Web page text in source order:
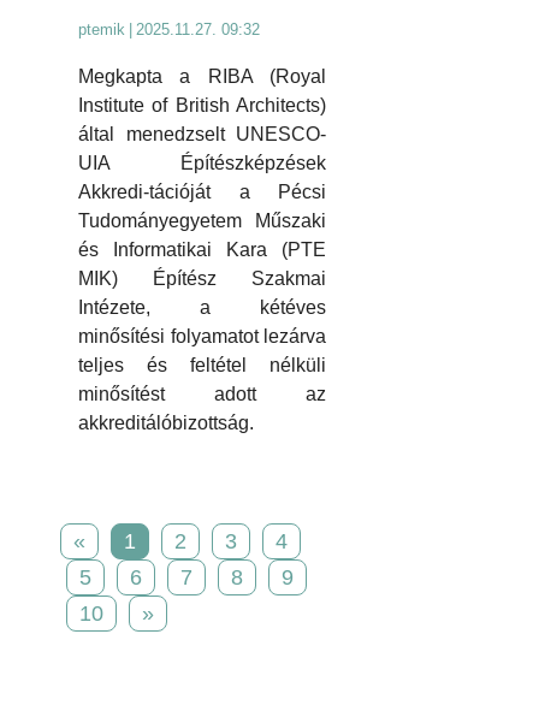
ptemik 2025.11.27. 09:32
Megkapta a RIBA (Royal
Institute of British Architects)
által menedzselt UNESCO-
UIA Építészképzések
Akkredi-tációját a Pécsi
Tudományegyetem Műszaki
és Informatikai Kara (PTE
MIK) Építész Szakmai
Intézete, a kétéves
minősítési folyamatot lezárva
teljes és feltétel nélküli
minősítést adott az
akkreditálóbizottság.
« 1 2 3
4
5
6 7 8
9
10
»